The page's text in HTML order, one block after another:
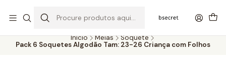
A 5 DIAS
Início Meias
Soquete
Pack 6 Soquetes Algodão Tam: 23-26 Criança com Folhos